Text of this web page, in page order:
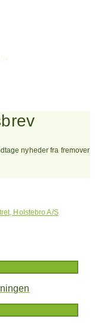
nyheder fra fremover
Holstebro A/S